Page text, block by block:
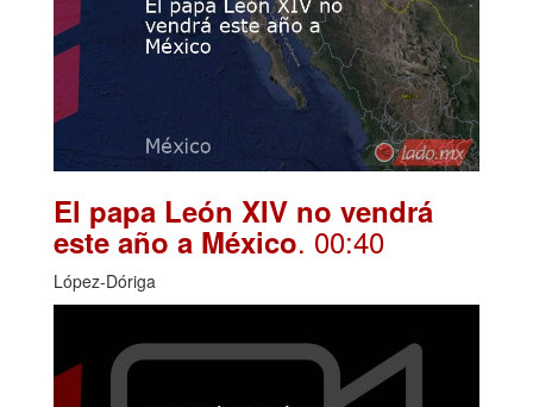
El papa León XIV no vendrá
este año a México. 00:40
López-Dóriga